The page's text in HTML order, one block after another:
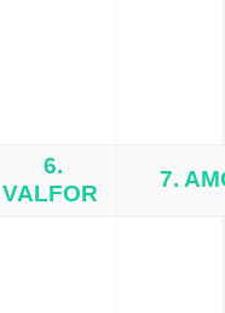
6.
VALFOR
7.